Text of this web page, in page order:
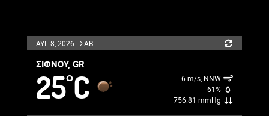
ΑΥΓ 8, 2026 - ΣΑΒ
ΣΊΦΝΟΥ, GR
25°C
6 m/s, NNW
61%
756.81 mmHg